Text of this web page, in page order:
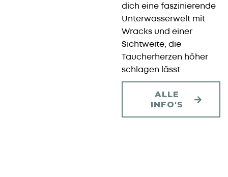
dich eine faszinierende
Unterwasserwelt mit
Wracks und einer
Sichtweite, die
Taucherherzen höher
schlagen lässt.
ALLE
INFO'S